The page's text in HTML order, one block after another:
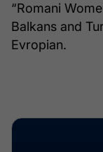
“Romani
Balkans and
Evropian.